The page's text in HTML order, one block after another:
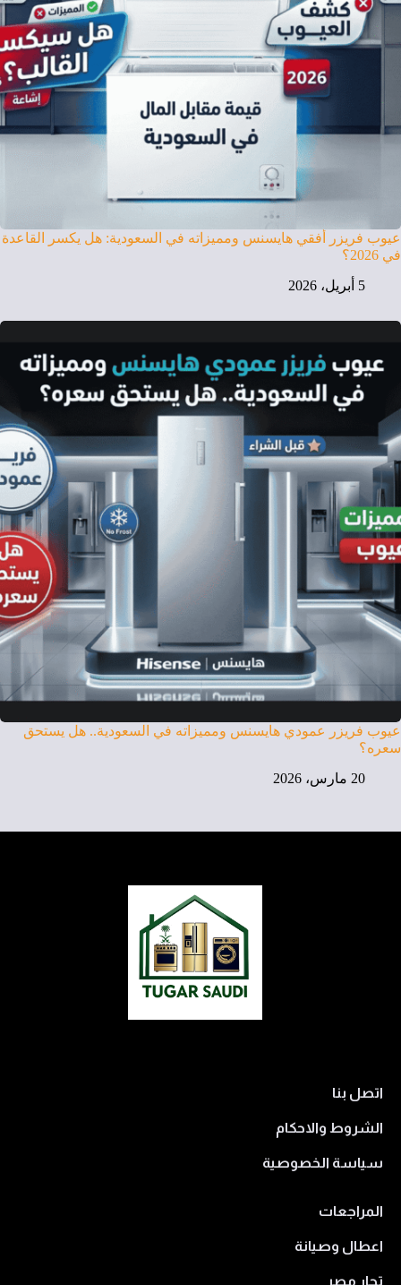
عيوب فريزر أفقي هايسنس ومميزاته في السعودية: هل يكسر القاعدة
في 2026؟
5 أبريل، 2026
عيوب فريزر عمودي هايسنس ومميزاته في السعودية.. هل يستحق
سعره؟
20 مارس، 2026
اتصل بنا
الشروط والاحكام
سياسة الخصوصية
المراجعات
اعطال وصيانة
تجار مصر